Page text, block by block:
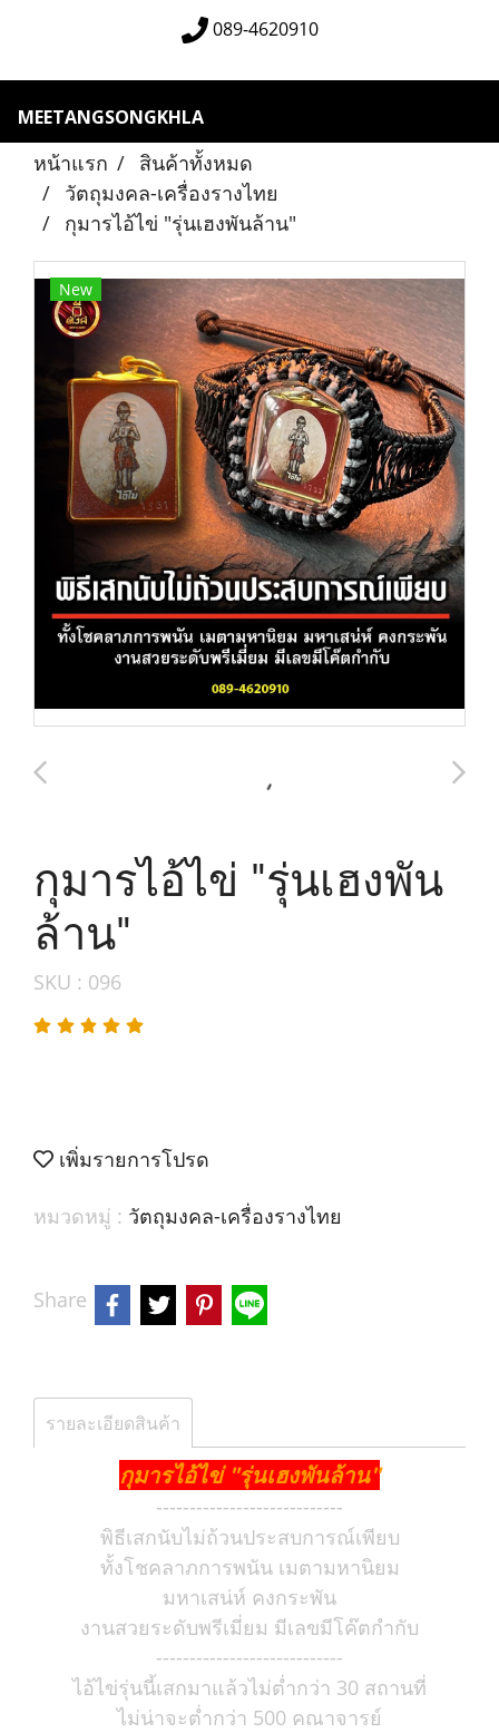
089-4620910
MEETANGSONGKHLA
หน้าแรก
สินค้าทั้งหมด
วัตถุมงคล-เครื่องรางไทย
กุมารไอ้ไข่ "รุ่นเฮงพันล้าน"
New
กุมารไอ้ไข่ "รุ่นเฮงพัน
ล้าน"
SKU : 096
เพิ่มรายการโปรด
หมวดหมู่ : วัตถุมงคล-เครื่องรางไทย
Share
รายละเอียดสินค้า
กุมารไอ้ไข่ "รุ่นเฮงพันล้าน"
----------------------------
พิธีเสกนับไม่ถ้วนประสบการณ์เพียบ
ทั้งโชคลาภการพนัน เมตามหานิยม
มหาเสน่ห์ คงกระพัน
งานสวยระดับพรีเมี่ยม มีเลขมีโค๊ตกำกับ
----------------------------
ไอ้ไข่รุ่นนี้เสกมาแล้วไม่ต่ำกว่า 30 สถานที่
ไม่น่าจะต่ำกว่า 500 คณาจารย์